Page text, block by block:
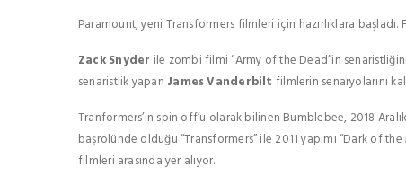
Paramount, yeni Transformers filmleri için hazırlıklara
Zack Snyder ile zombi filmi “Army of the Dead”in
senaristlik yapan James Vanderbilt filmlerin senaryolarını
Tranformers’ın spin off’u olarak bilinen Bumblebee, 2018
başrolünde olduğu “Transformers” ile 2011 yapımı “Dark of
filmleri arasında yer alıyor.